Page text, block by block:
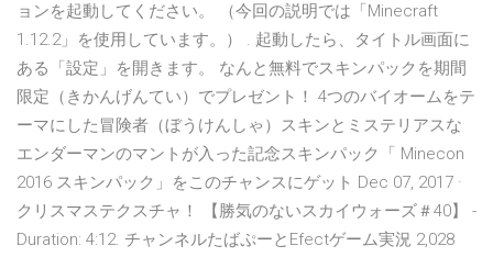
ョンを起動してください。 （今回の説明では「Minecraft
1.12.2」を使用しています。） . 起動したら、タイトル画面に
ある「設定」を開きます。 なんと無料でスキンパックを期間
限定（きかんげんてい）でプレゼント！ 4つのバイオームをテ
ーマにした冒険者（ぼうけんしゃ）スキンとミステリアスな
エンダーマンのマントが入った記念スキンパック「 Minecon
2016 スキンパック」をこのチャンスにゲット Dec 07, 2017 ·
クリスマステクスチャ！ 【勝気のないスカイウォーズ＃40】 -
Duration: 4:12. チャンネルたばぷーとEfectゲーム実況 2,028